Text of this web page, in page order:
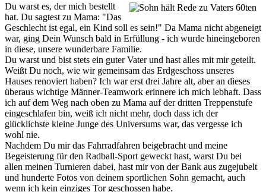
Du warst es, der mich bestellt
hat. Du sagtest zu Mama: "Das
Geschlecht ist egal, ein Kind soll es sein!" Da Mama nicht abgeneigt
war, ging Dein Wunsch bald in Erfüllung - ich wurde hineingeboren
in diese, unsere wunderbare Familie.
Du warst und bist stets ein guter Vater und hast alles mit mir geteilt.
Weißt Du noch, wie wir gemeinsam das Erdgeschoss unseres
Hauses renoviert haben? Ich war erst drei Jahre alt, aber an dieses
überaus wichtige Männer-Teamwork erinnere ich mich lebhaft. Dass
ich auf dem Weg nach oben zu Mama auf der dritten Treppenstufe
eingeschlafen bin, weiß ich nicht mehr, doch dass ich der
glücklichste kleine Junge des Universums war, das vergesse ich
wohl nie.
Nachdem Du mir das Fahrradfahren beigebracht und meine
Begeisterung für den Radball-Sport geweckt hast, warst Du bei
allen meinen Turnieren dabei, hast mir von der Bank aus zugejubelt
und hunderte Fotos von deinem sportlichen Sohn gemacht, auch
wenn ich kein einziges Tor geschossen habe.